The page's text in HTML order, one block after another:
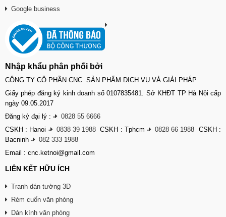
Google business
Nhập khẩu phân phối bởi
CÔNG TY CỔ PHẦN CNC SẢN PHẨM DỊCH VỤ VÀ GIẢI PHÁP
Giấy phép đăng ký kinh doanh số 0107835481. Sở KHĐT TP Hà Nội cấp
ngày 09.05.2017
Đăng ký đại lý : -
0828 55 6666
CSKH : Hanoi - 0838 39 1988 CSKH : Tphcm- 0828 66 1988 CSKH :
Bacninh -
082 333 1988
Email : cnc.ketnoi@gmail.com
LIÊN KẾT HỮU ÍCH
Tranh dán tường 3D
Rèm cuốn văn phòng
Dán kính văn phòng